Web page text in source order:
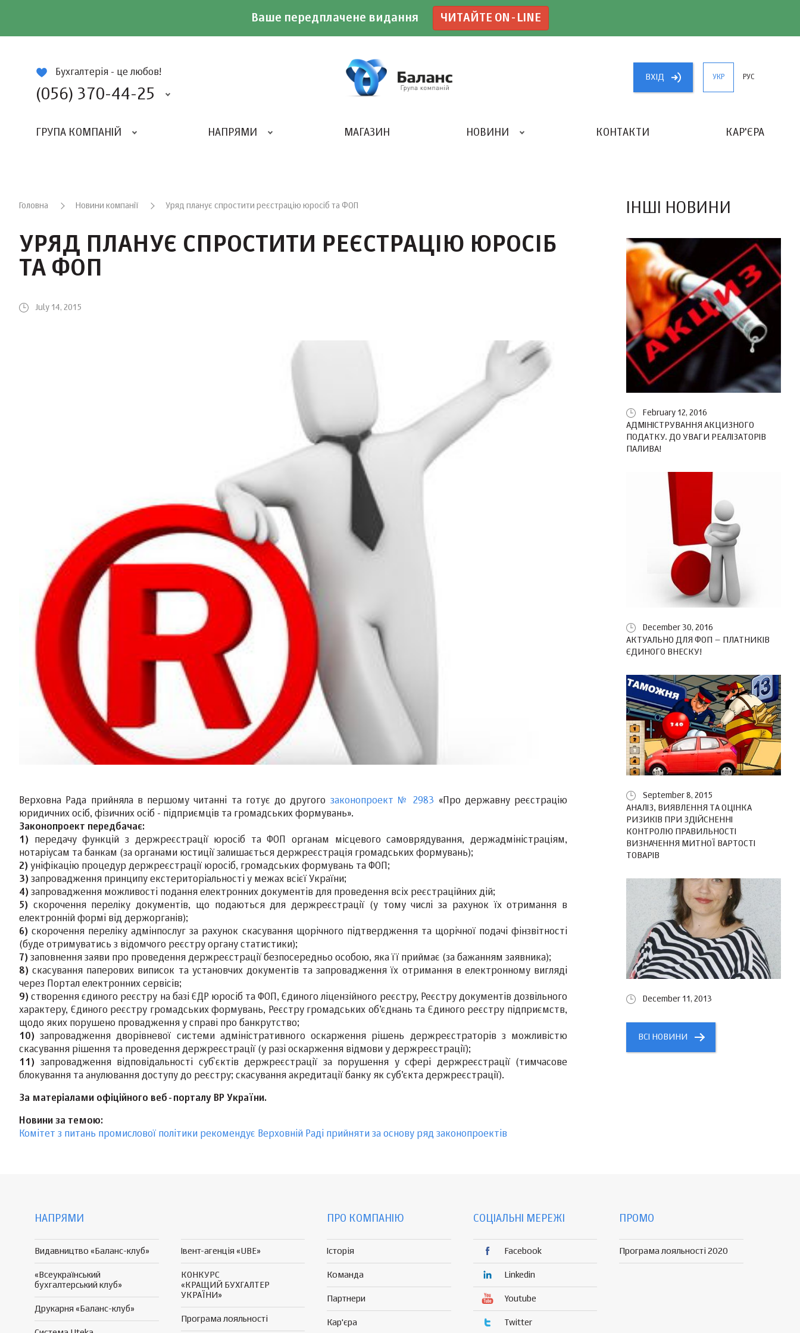
Ваше передплачене видання ЧИТАЙТЕ ON-LINE
Бухгалтерія - це любов!
(056) 370-44-25
ВХIД УКР РУС
ГРУПА КОМПАНІЙ НАПРЯМИ МАГАЗИН НОВИНИ КОНТАКТИ КАР'ЄРА
Головна Новини компанії Уряд планує спростити реєстрацію юросіб та ФОП
УРЯД ПЛАНУЄ СПРОСТИТИ РЕЄСТРАЦІЮ ЮРОСІБ
ТА ФОП
July 14, 2015
Верховна Рада прийняла в першому читанні та готує до другого законопроект № 2983 «Про державну реєстрацію
юридичних осіб, фізичних осіб - підприємців та громадських формувань».
Законопроект передбачає:
1) передачу функцій з держреєстрації юросіб та ФОП органам місцевого самоврядування, держадміністраціям,
нотаріусам та банкам (за органами юстиції залишається держреєстрація громадських формувань);
2) уніфікацію процедур держреєстрації юросіб, громадських формувань та ФОП;
3) запровадження принципу екстериторіальності у межах всієї України;
4) запровадження можливості подання електронних документів для проведення всіх реєстраційних дій;
5) скорочення переліку документів, що подаються для держреєстрації (у тому числі за рахунок їх отримання в
електронній формі від держорганів);
6) скорочення переліку адмінпослуг за рахунок скасування щорічного підтвердження та щорічної подачі фінзвітності
(буде отримуватись з відомчого реєстру органу статистики);
7) заповнення заяви про проведення держреєстрації безпосередньо особою, яка її приймає (за бажанням заявника);
8) скасування паперових виписок та установчих документів та запровадження їх отримання в електронному вигляді
через Портал електронних сервісів;
9) створення єдиного реєстру на базі ЄДР юросіб та ФОП, Єдиного ліцензійного реєстру, Реєстру документів дозвільного
характеру, Єдиного реєстру громадських формувань, Реєстру громадських об’єднань та Єдиного реєстру підприємств,
щодо яких порушено провадження у справі про банкрутство;
10) запровадження дворівневої системи адміністративного оскарження рішень держреєстраторів з можливістю
скасування рішення та проведення держреєстрації (у разі оскарження відмови у держреєстрації);
11) запровадження відповідальності суб`єктів держреєстрації за порушення у сфері держреєстрації (тимчасове
блокування та анулювання доступу до реєстру; скасування акредитації банку як суб’єкта держреєстрації).
За матеріалами офіційного веб-порталу ВР України.
Новини за темою:
Комітет з питань промислової політики рекомендує Верховній Раді прийняти за основу ряд законопроектів
ІНШІ НОВИНИ
February 12, 2016
АДМІНІСТРУВАННЯ АКЦИЗНОГО
ПОДАТКУ. ДО УВАГИ РЕАЛІЗАТОРІВ
ПАЛИВА!
December 30, 2016
АКТУАЛЬНО ДЛЯ ФОП – ПЛАТНИКІВ
ЄДИНОГО ВНЕСКУ!
September 8, 2015
АНАЛІЗ, ВИЯВЛЕННЯ ТА ОЦІНКА
РИЗИКІВ ПРИ ЗДІЙСНЕННІ
КОНТРОЛЮ ПРАВИЛЬНОСТІ
ВИЗНАЧЕННЯ МИТНОЇ ВАРТОСТІ
ТОВАРІВ
December 11, 2013
ВСІ НОВИНИ
НАПРЯМИ
Видавництво «Баланс-клуб»
«Всеукраїнський
бухгалтерський клуб»
Друкарня «Баланс-клуб»
Івент-агенція «UBE»
КОНКУРС
«КРАЩИЙ БУХГАЛТЕР
УКРАЇНИ»
Програма лояльності
ПРО КОМПАНІЮ
Історія
Команда
Партнери
Кар'єра
СОЦІАЛЬНІ МЕРЕЖІ
Facebook
Linkedin
Youtube
Twitter
ПРОМО
Програма лояльності 2020